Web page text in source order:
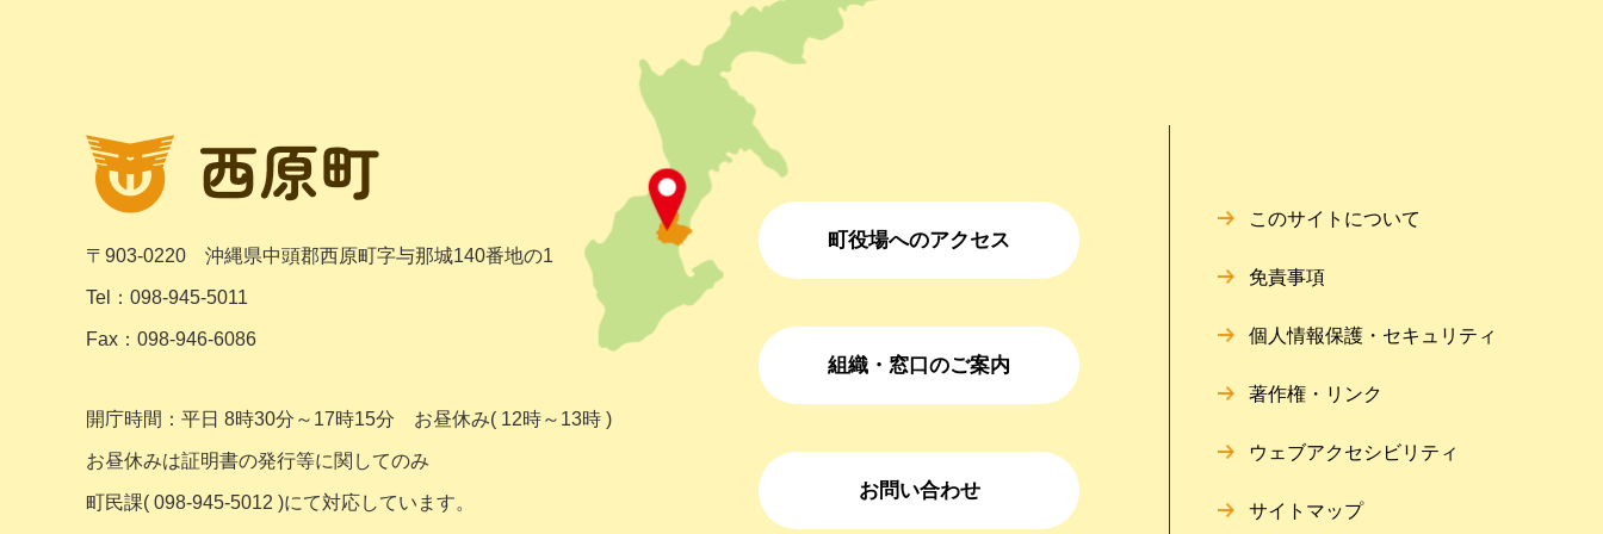
〒903-0220 沖縄県中頭郡西原町字与那城140番地の1
Tel：098-945-5011
Fax：098-946-6086
開庁時間：平日 8時30分～17時15分 お昼休み( 12時～13時 )
お昼休みは証明書の発行等に関してのみ
町民課( 098-945-5012 )にて対応しています。
町役場へのアクセス
組織・窓口のご案内
お問い合わせ
このサイトについて
免責事項
個人情報保護・セキュリティ
著作権・リンク
ウェブアクセシビリティ
サイトマップ